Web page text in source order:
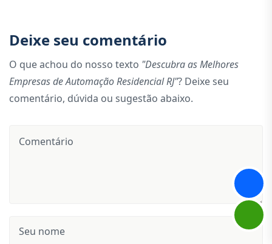
Deixe seu comentário
O que achou do nosso texto "Descubra as Melhores
Empresas de Automação Residencial RJ"? Deixe seu
comentário, dúvida ou sugestão abaixo.